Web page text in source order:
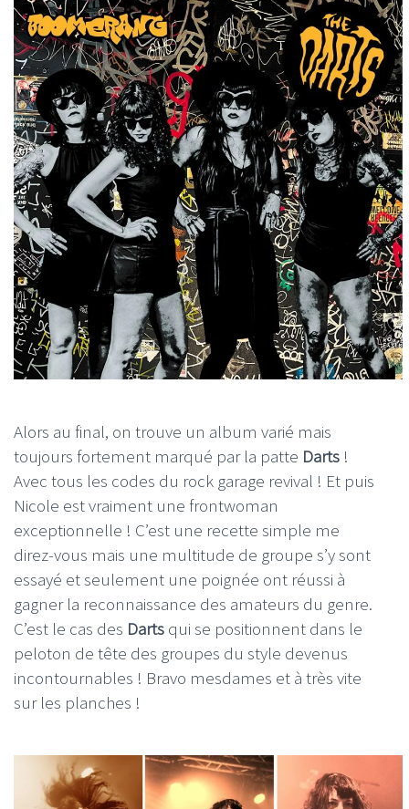
Alors au final, on trouve un album varié mais
toujours fortement marqué par la patte Darts !
Avec tous les codes du rock garage revival ! Et puis
Nicole est vraiment une frontwoman
exceptionnelle ! C’est une recette simple me
direz-vous mais une multitude de groupe s’y sont
essayé et seulement une poignée ont réussi à
gagner la reconnaissance des amateurs du genre.
C’est le cas des Darts qui se positionnent dans le
peloton de tête des groupes du style devenus
incontournables ! Bravo mesdames et à très vite
sur les planches !